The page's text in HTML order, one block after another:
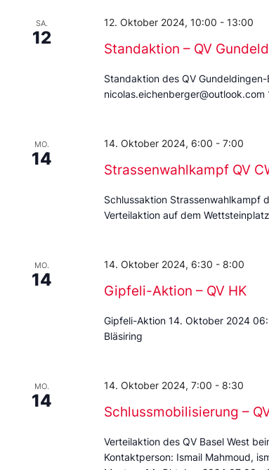
SA.
12
Standaktion – QV
12. Oktober 2024, 10:00 - 13:00
Standaktion des QV
MO.
14
Strassenwahlkampf QV
14. Oktober 2024, 6:00 - 7:00
Schlussaktion Strassenwahlkampf
Verteilaktion auf dem
MO.
14
Gipfeli-Aktion – QV HK
14. Oktober 2024, 6:30 - 8:00
Gipfeli-Aktion 14. Oktober 2024
Bläsiring
MO.
14
Schlussmobilisierung –
14. Oktober 2024, 7:00 - 8:30
Verteilaktion des QV Basel West
Kontaktperson: Ismail Mahmoud,